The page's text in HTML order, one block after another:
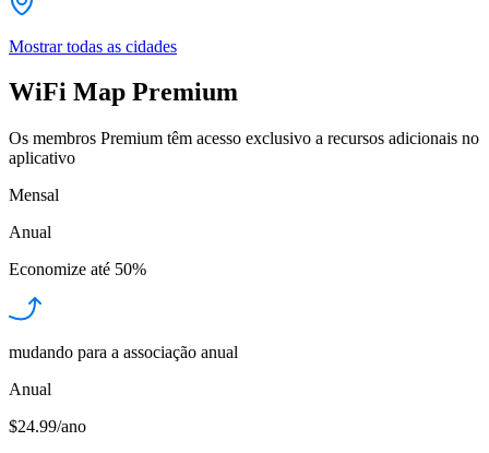
Mostrar todas as cidades
WiFi Map Premium
Os membros Premium têm acesso exclusivo a recursos adicionais no
aplicativo
Mensal
Anual
Economize até 50%
mudando para a associação anual
Anual
$24.99/ano